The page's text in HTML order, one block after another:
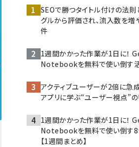
SEOで勝つタイトル付けの法則
グルから評価され、流入数を増
件
1週間かかった作業が1日に！
Notebookを無料で使い倒す
アクティブユーザーが2倍に急
アプリに学ぶ“ユーザー視点”
1週間かかった作業が1日に！
Notebookを無料で使い倒す8
【1週間まとめ】